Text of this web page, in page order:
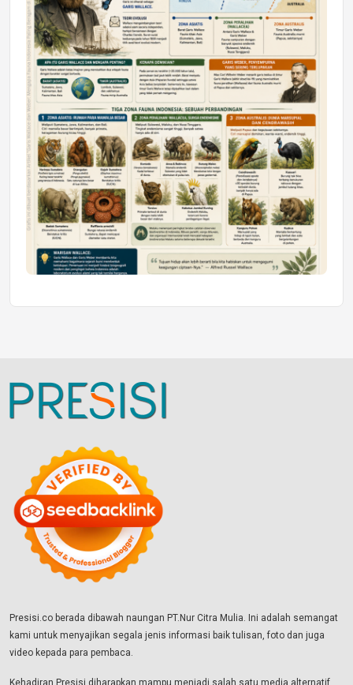
Jumat, 10 Jul 2026 19:01
Presisi.co berada dibawah naungan PT.Nur Citra Mulia. Ini adalah semangat
kami untuk menyajikan segala jenis informasi baik tulisan, foto dan juga
video kepada para pembaca.